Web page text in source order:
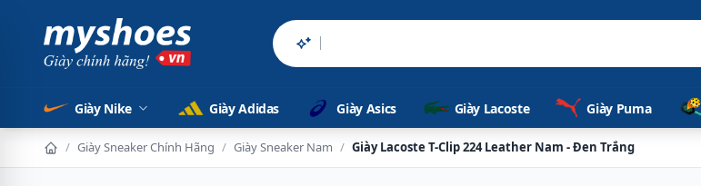
Sản phẩm chín
Giày Nike Giày Adidas Giày Asics Giày Lacoste Giày Puma
/ Giày Sneaker Chính Hãng / Giày Sneaker Nam / Giày Lacoste T-Clip 224 Leather Nam - Đen Trắng